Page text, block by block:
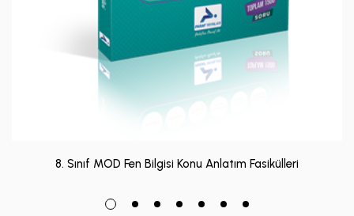
8. Sınıf MOD Fen Bilgisi Konu Anlatım Fasikülleri